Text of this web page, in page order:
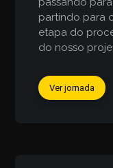
partindo para
etapa do
do nosso
Ver jornada